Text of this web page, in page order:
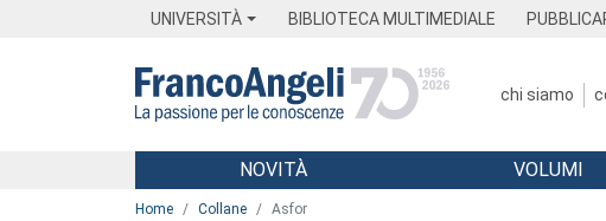
UNIVERSITÀ BIBLIOTECA MULTIMEDIALE
chi siamo
Menu
NOVITÀ VOLUMI
Home Collane Asfor